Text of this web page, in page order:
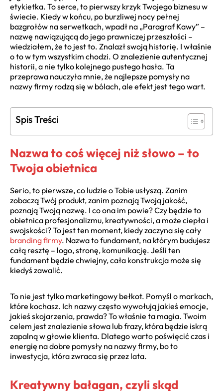
etykietka. To serce, to pierwszy krzyk Twojego biznesu w
świecie. Kiedy w końcu, po burzliwej nocy pełnej
bazgrołów na serwetkach, wpadł na „Paragraf Kawy” –
nazwę nawiązującą do jego prawniczej przeszłości –
wiedziałem, że to jest to. Znalazł swoją historię. I właśnie
o to w tym wszystkim chodzi. O znalezienie autentycznej
historii, a nie tylko kolejnego pustego hasła. Ta
przeprawa nauczyła mnie, że najlepsze pomysły na
nazwy firmy rodzą się w bólach, ale efekt jest tego wart.
Spis Treści
Nazwa to coś więcej niż słowo – to
Twoja obietnica
Serio, to pierwsze, co ludzie o Tobie usłyszą. Zanim
zobaczą Twój produkt, zanim poznają Twoją jakość,
poznają Twoją nazwę. I co ona im powie? Czy będzie to
obietnica profesjonalizmu, kreatywności, a może ciepła i
swojskości? To jest ten moment, kiedy zaczyna się cały
branding firmy. Nazwa to fundament, na którym budujesz
całą resztę – logo, stronę, komunikację. Jeśli ten
fundament będzie chwiejny, cała konstrukcja może się
kiedyś zawalić.
To nie jest tylko marketingowy bełkot. Pomyśl o markach,
które kochasz. Ich nazwy często wywołują jakieś emocje,
jakieś skojarzenia, prawda? To właśnie ta magia. Twoim
celem jest znalezienie słowa lub frazy, która będzie iskrą
zapalną w głowie klienta. Dlatego warto poświęcić czas i
energię na dobre pomysły na nazwy firmy, bo to
inwestycja, która zwraca się przez lata.
Kreatywny bałagan, czyli skąd